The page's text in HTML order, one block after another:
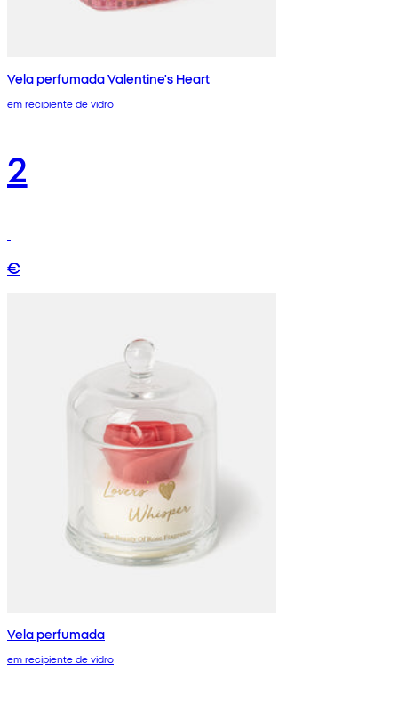
Vela perfumada Valentine's Heart
em recipiente de vidro
2
€
Vela perfumada
em recipiente de vidro